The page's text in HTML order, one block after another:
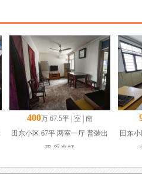
400万 67.5平 | 室 | 南
田东小区 67平 两室一厅 普装出
租 采光好
田东